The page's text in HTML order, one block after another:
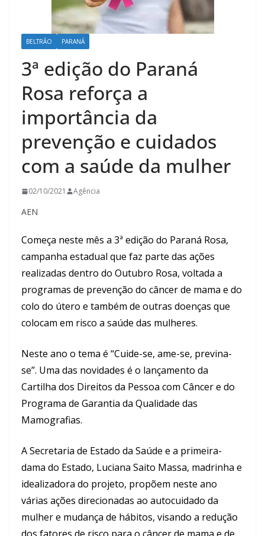
BELTRÃO PARANÁ
3ª edição do Paraná
Rosa reforça a
importância da
prevenção e cuidados
com a saúde da mulher
02/10/2021 Agência
AEN
Começa neste mês a 3ª edição do Paraná Rosa,
campanha estadual que faz parte das ações
realizadas dentro do Outubro Rosa, voltada a
programas de prevenção do câncer de mama e do
colo do útero e também de outras doenças que
colocam em risco a saúde das mulheres.
Neste ano o tema é “Cuide-se, ame-se, previna-
se”. Uma das novidades é o lançamento da
Cartilha dos Direitos da Pessoa com Câncer e do
Programa de Garantia da Qualidade das
Mamografias.
A Secretaria de Estado da Saúde e a primeira-
dama do Estado, Luciana Saito Massa, madrinha e
idealizadora do projeto, propõem neste ano
várias ações direcionadas ao autocuidado da
mulher e mudança de hábitos, visando a redução